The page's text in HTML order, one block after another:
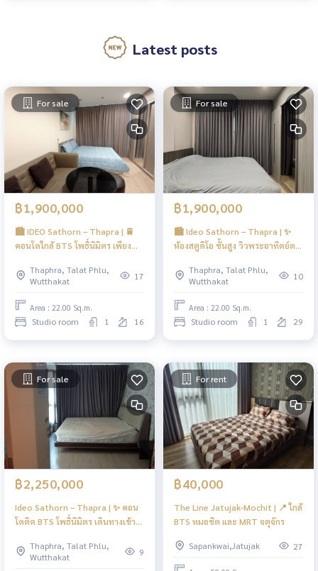
Latest posts
For sale
฿1,900,000
🏙️ IDEO Sathorn – Thapra | 🚆
คอนโดใกล้ BTS โพธิ์นิมิตร เพียง
สะดวก เข้าเมืองง่าย
Thaphra, Talat Phlu,
Wutthakat
17
Area : 22.00 Sq.m.
Studio room 1 16
For sale
฿1,900,000
🏙️ Ideo Sathorn – Thapra | ✨
ห้องสตูดิโอ ชั้นสูง วิวพระอาทิตย์ตก
Thaphra, Talat Phlu,
Wutthakat
10
Area : 22.00 Sq.m.
Studio room 1 29
For sale
฿2,250,000
Ideo Sathorn – Thapra | ✨ คอน
โดติด BTS โพธิ์นิมิตร เดินทางเข้า
Thaphra, Talat Phlu,
Wutthakat
9
For rent
฿40,000
The Line Jatujak-Mochit | 📍 ใกล้
BTS หมอชิต และ MRT จตุจักร
Sapankwai,Jatujak 27